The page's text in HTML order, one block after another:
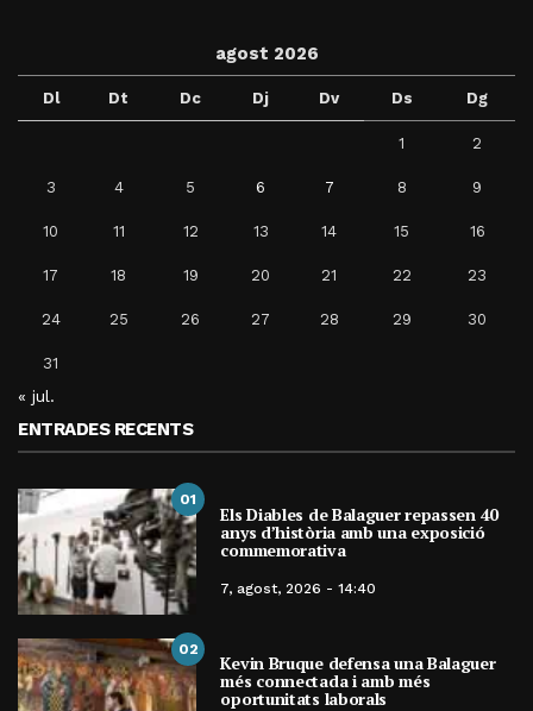
agost 2026
Dl Dt Dc Dj Dv Ds Dg
1 2
3 4 5 6 7 8 9
10 11 12 13 14 15 16
17 18 19 20 21 22 23
24 25 26 27 28 29 30
31
« jul.
ENTRADES RECENTS
01
Els Diables de Balaguer repassen 40
anys d’història amb una exposició
commemorativa
7, agost, 2026 - 14:40
02
Kevin Bruque defensa una Balaguer
més connectada i amb més
oportunitats laborals